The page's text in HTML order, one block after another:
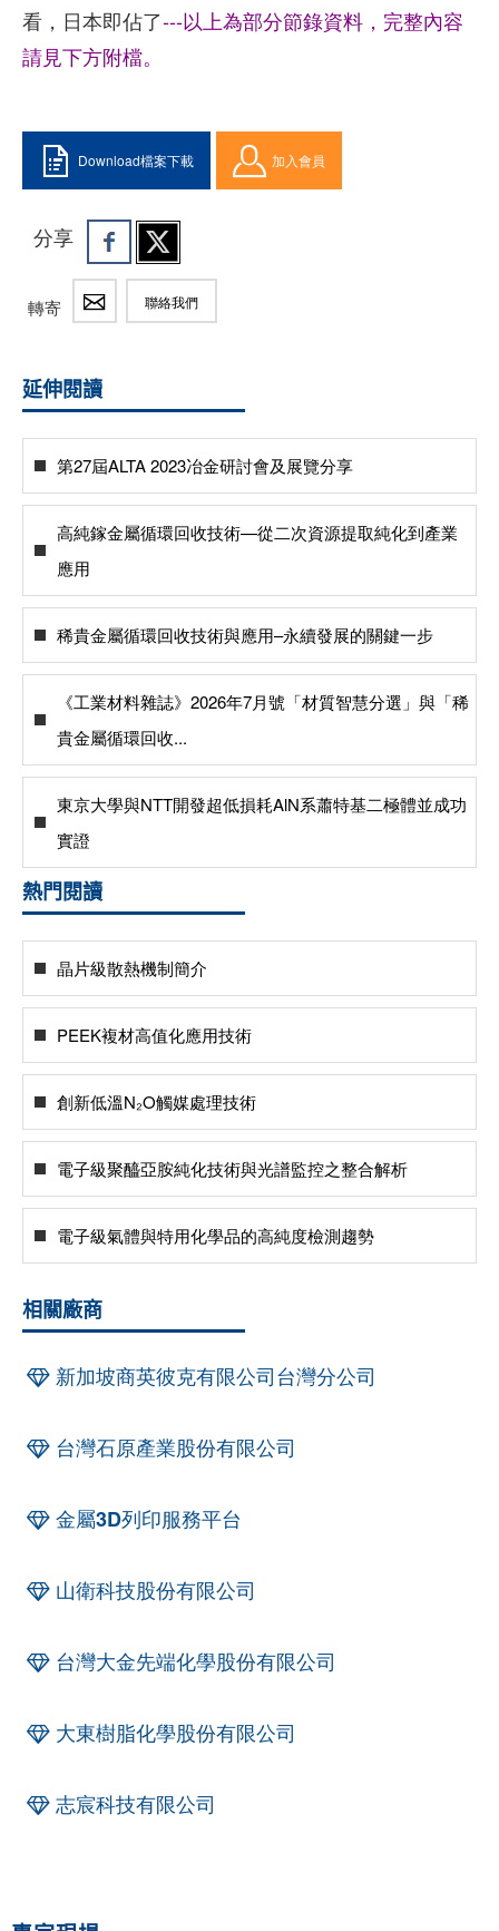
看，日本即佔了---以上為部分節錄資料，完整內容
請見下方附檔。
Download檔案下載 加入會員
分享
轉寄 聯絡我們
延伸閱讀
第27屆ALTA 2023冶金研討會及展覽分享
高純鎵金屬循環回收技術—從二次資源提取純化到產業
應用
稀貴金屬循環回收技術與應用–永續發展的關鍵一步
《工業材料雜誌》2026年7月號「材質智慧分選」與「稀
貴金屬循環回收...
東京大學與NTT開發超低損耗AlN系蕭特基二極體並成功
實證
熱門閱讀
晶片級散熱機制簡介
PEEK複材高值化應用技術
創新低溫N₂O觸媒處理技術
電子級聚醯亞胺純化技術與光譜監控之整合解析
電子級氣體與特用化學品的高純度檢測趨勢
相關廠商
新加坡商英彼克有限公司台灣分公司
台灣石原產業股份有限公司
金屬3D列印服務平台
山衛科技股份有限公司
台灣大金先端化學股份有限公司
大東樹脂化學股份有限公司
志宸科技有限公司